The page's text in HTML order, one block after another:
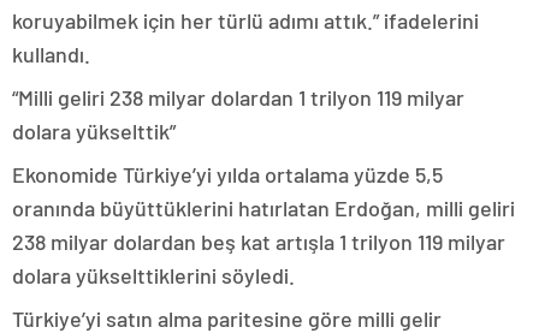
koruyabilmek için her türlü adımı attık.” ifadelerini
kullandı.
“Milli geliri 238 milyar dolardan 1 trilyon 119 milyar
dolara yükselttik”
Ekonomide Türkiye’yi yılda ortalama yüzde 5,5
oranında büyüttüklerini hatırlatan Erdoğan, milli geliri
238 milyar dolardan beş kat artışla 1 trilyon 119 milyar
dolara yükselttiklerini söyledi.
Türkiye’yi satın alma paritesine göre milli gelir